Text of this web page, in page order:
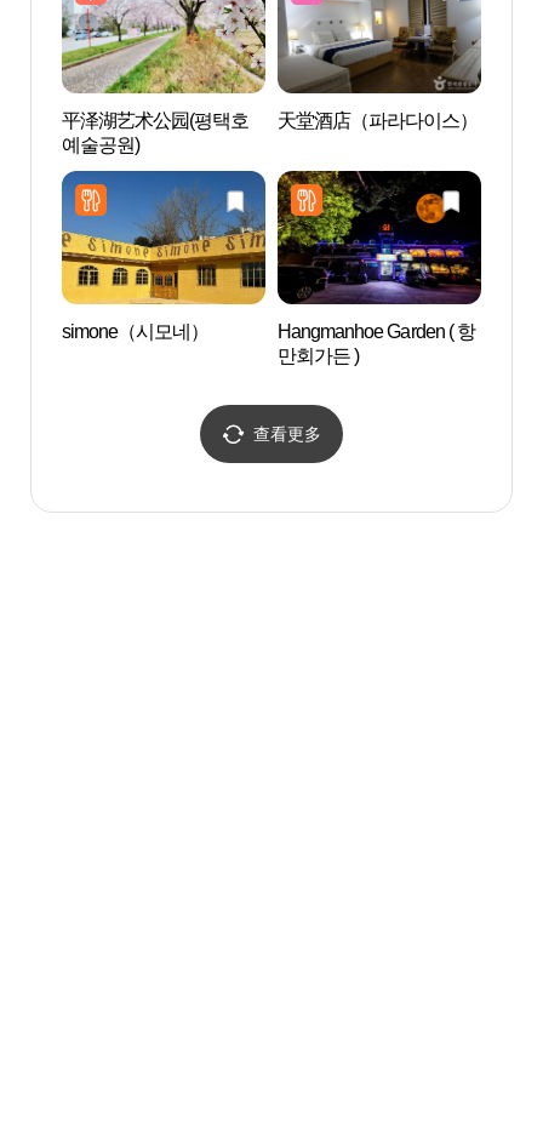
平泽湖艺术公园(평택호
예술공원)
天堂酒店（파라다이스）
simone（시모네）
Hangmanhoe Garden ( 항
만회가든 )
查看更多